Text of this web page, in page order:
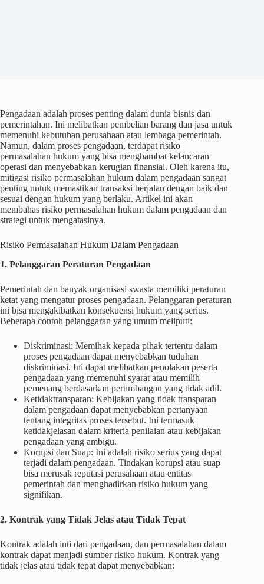
Pengadaan adalah proses penting dalam dunia bisnis dan
pemerintahan. Ini melibatkan pembelian barang dan jasa untuk
memenuhi kebutuhan perusahaan atau lembaga pemerintah.
Namun, dalam proses pengadaan, terdapat risiko
permasalahan hukum yang bisa menghambat kelancaran
operasi dan menyebabkan kerugian finansial. Oleh karena itu,
mitigasi risiko permasalahan hukum dalam pengadaan sangat
penting untuk memastikan transaksi berjalan dengan baik dan
sesuai dengan hukum yang berlaku. Artikel ini akan
membahas risiko permasalahan hukum dalam pengadaan dan
strategi untuk mengatasinya.
Risiko Permasalahan Hukum Dalam Pengadaan
1. Pelanggaran Peraturan Pengadaan
Pemerintah dan banyak organisasi swasta memiliki peraturan
ketat yang mengatur proses pengadaan. Pelanggaran peraturan
ini bisa mengakibatkan konsekuensi hukum yang serius.
Beberapa contoh pelanggaran yang umum meliputi:
Diskriminasi: Memihak kepada pihak tertentu dalam
proses pengadaan dapat menyebabkan tuduhan
diskriminasi. Ini dapat melibatkan penolakan peserta
pengadaan yang memenuhi syarat atau memilih
pemenang berdasarkan pertimbangan yang tidak adil.
Ketidaktransparan: Kebijakan yang tidak transparan
dalam pengadaan dapat menyebabkan pertanyaan
tentang integritas proses tersebut. Ini termasuk
ketidakjelasan dalam kriteria penilaian atau kebijakan
pengadaan yang ambigu.
Korupsi dan Suap: Ini adalah risiko serius yang dapat
terjadi dalam pengadaan. Tindakan korupsi atau suap
bisa merusak reputasi perusahaan atau entitas
pemerintah dan menghadirkan risiko hukum yang
signifikan.
2. Kontrak yang Tidak Jelas atau Tidak Tepat
Kontrak adalah inti dari pengadaan, dan permasalahan dalam
kontrak dapat menjadi sumber risiko hukum. Kontrak yang
tidak jelas atau tidak tepat dapat menyebabkan: